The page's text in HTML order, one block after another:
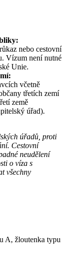
nebo cestovní
Vízum není nutné
Unie.
včetně
třetích zemí
země
úřad).
úřadů, proti
Cestovní
neudělení
o víza s
všechny
A, žloutenka typu